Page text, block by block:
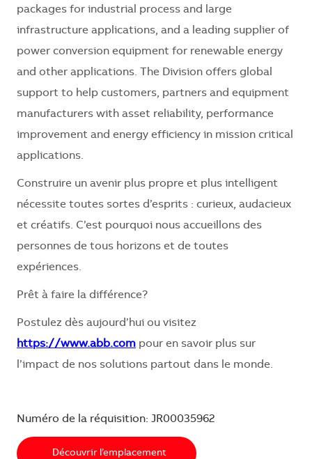
packages for industrial process and large
infrastructure applications, and a leading supplier of
power conversion equipment for renewable energy
and other applications. The Division offers global
support to help customers, partners and equipment
manufacturers with asset reliability, performance
improvement and energy efficiency in mission critical
applications.
Construire un avenir plus propre et plus intelligent
nécessite toutes sortes d’esprits : curieux, audacieux
et créatifs. C’est pourquoi nous accueillons des
personnes de tous horizons et de toutes
expériences.
Prêt à faire la différence?
Postulez dès aujourd’hui ou visitez
https://www.abb.com pour en savoir plus sur
l’impact de nos solutions partout dans le monde.
Numéro de la réquisition: JR00035962
Découvrir l’emplacement